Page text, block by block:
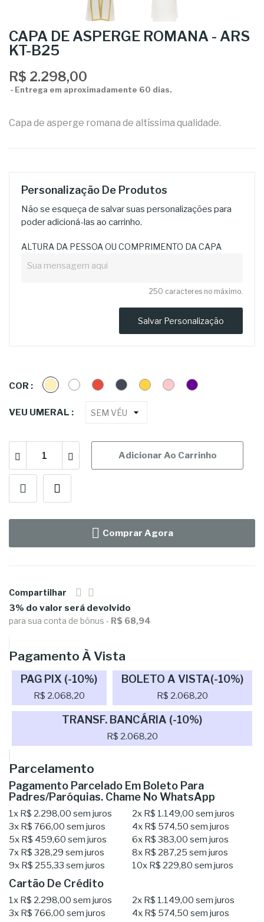
CAPA DE ASPERGE ROMANA - ARS
KT-B25
R$ 2.298,00
Entrega em aproximadamente 60 dias.
Capa de asperge romana de altíssima qualidade.
Personalização De Produtos
Não se esqueça de salvar suas personalizações para
poder adicioná-las ao carrinho.
ALTURA DA PESSOA OU COMPRIMENTO DA CAPA
250 caracteres no máximo.
Salvar Personalização
COR : CREMEBRANCOVERMELHO
PRETODOURADO
ROSAROXA
VEU UMERAL :
Adicionar Ao Carrinho
Comprar Agora
Compartilhar
3% do valor será devolvido
para sua conta de bônus - R$ 68,94
Pagamento À Vista
PAG PIX (-10%)
R$ 2.068,20
BOLETO A VISTA(-10%)
R$ 2.068,20
TRANSF. BANCÁRIA (-10%)
R$ 2.068,20
Parcelamento
Pagamento Parcelado Em Boleto Para
Padres/Paróquias. Chame No WhatsApp
1x R$ 2.298,00 sem juros 2x R$ 1.149,00 sem juros
3x R$ 766,00 sem juros 4x R$ 574,50 sem juros
5x R$ 459,60 sem juros 6x R$ 383,00 sem juros
7x R$ 328,29 sem juros 8x R$ 287,25 sem juros
9x R$ 255,33 sem juros 10x R$ 229,80 sem juros
Cartão De Crédito
1x R$ 2.298,00 sem juros 2x R$ 1.149,00 sem juros
3x R$ 766,00 sem juros 4x R$ 574,50 sem juros